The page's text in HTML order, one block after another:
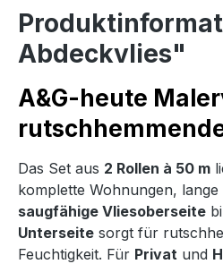
Abdeckvlies"
A&G-heute
Das Set aus 2 Rollen à 50 m
komplette Wohnungen,
saugfähige Vliesoberseite
Unterseite sorgt für
Feuchtigkeit. Für Privat und